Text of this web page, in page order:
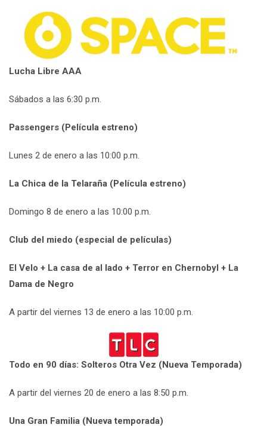
Lucha Libre AAA
Sábados a las 6:30 p.m.
Passengers (Película estreno)
Lunes 2 de enero a las 10:00 p.m.
La Chica de la Telaraña (Película estreno)
Domingo 8 de enero a las 10:00 p.m.
Club del miedo (especial de películas)
El Velo + La casa de al lado + Terror en Chernobyl + La
Dama de Negro
A partir del viernes 13 de enero a las 10:00 p.m.
Todo en 90 días: Solteros Otra Vez (Nueva Temporada)
A partir del viernes 20 de enero a las 8:50 p.m.
Una Gran Familia (Nueva temporada)